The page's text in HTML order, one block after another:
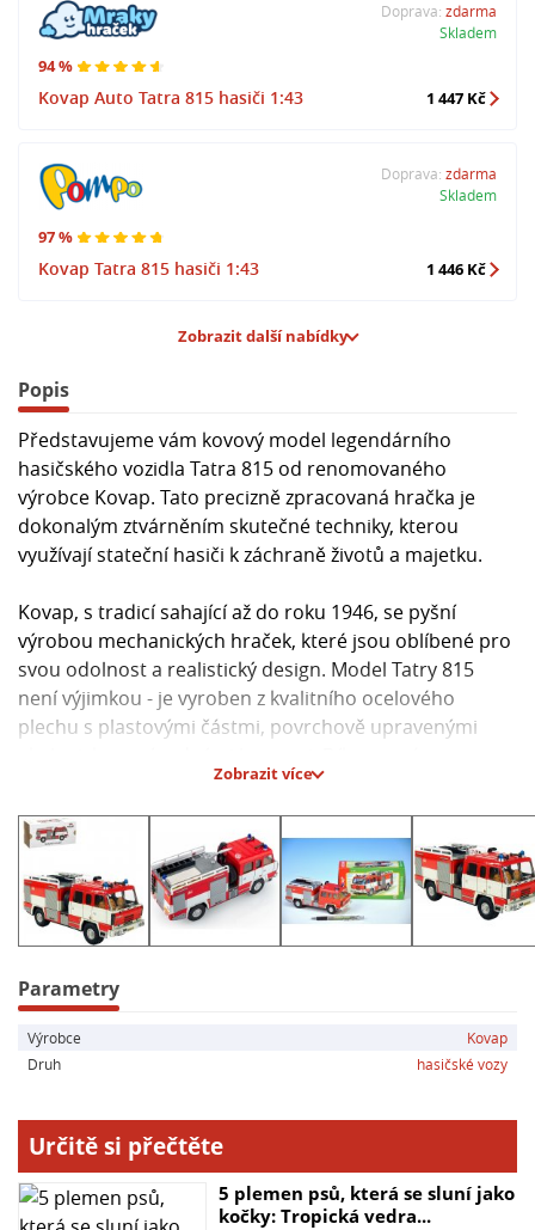
94 %
Kovap Auto Tatra 815 hasiči 1:43
Doprava: zdarma
Skladem
1 447 Kč
97 %
Kovap Tatra 815 hasiči 1:43
Doprava: zdarma
Skladem
1 446 Kč
Zobrazit další nabídky
Popis
Představujeme vám kovový model legendárního
hasičského vozidla Tatra 815 od renomovaného
výrobce Kovap. Tato precizně zpracovaná hračka je
dokonalým ztvárněním skutečné techniky, kterou
využívají stateční hasiči k záchraně životů a majetku.
Kovap, s tradicí sahající až do roku 1946, se pyšní
výrobou mechanických hraček, které jsou oblíbené pro
svou odolnost a realistický design. Model Tatry 815
není výjimkou - je vyroben z kvalitního ocelového
plechu s plastovými částmi, povrchově upravenými
konstrukci je tato hračka odolná i při hravém
zacházení.
Pokud milujete techniku a hasičská auta, tento model
je pro vás to pravé. Staňte se součástí fascinujícího
světa záchranných operací a dopřejte si kousek této
**Hlavní parametry:**
- Rozměry balení: 22 x 10.5 x 9 cm
- Rozměry hračky: 17 cm
- Vhodné pro děti od 3 let
- Cena za 1 kus
Zobrazit více
Parametry
Výrobce
Kovap
Druh
hasičské vozy
Určitě si přečtěte
5 plemen psů, která se sluní jako
kočky: Tropická vedra...